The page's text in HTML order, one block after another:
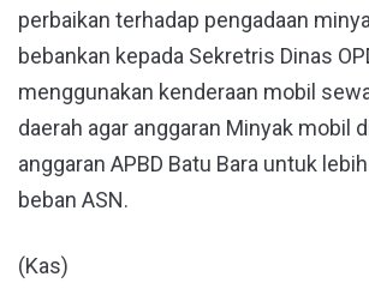
perbaikan terhadap pengadaan
bebankan kepada Sekretris Dinas
menggunakan kenderaan mobil
daerah agar anggaran Minyak mobil
anggaran APBD Batu Bara untuk
beban ASN.
(Kas)